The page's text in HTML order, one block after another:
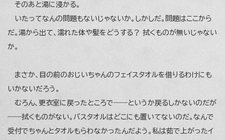
そのあと湯に浸かる。
いたってなんの問題もないじゃないか。しかしだ。問題はここから
だ。湯から出て、濡れた体や髪をどうする？ 拭くものが無いじゃない
か。
まさか、目の前のおじいちゃんのフェイスタオルを借りるわけにも
いかないだろう。
むろん、更衣室に戻ったところで――というか戻るしかないのだが
――拭くものがない。バスタオルはどこにも置いてないのだ。なんで
受付でちゃんとタオルもらわなかったんだよう。私は茹で上がったイ